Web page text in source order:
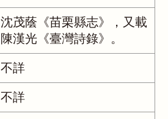
沈茂蔭《苗栗縣志》，又載
陳漢光《臺灣詩錄》。
不詳
不詳